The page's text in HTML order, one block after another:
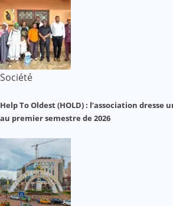
Société
Help To Oldest (HOLD) : l’association
au premier semestre de 2026